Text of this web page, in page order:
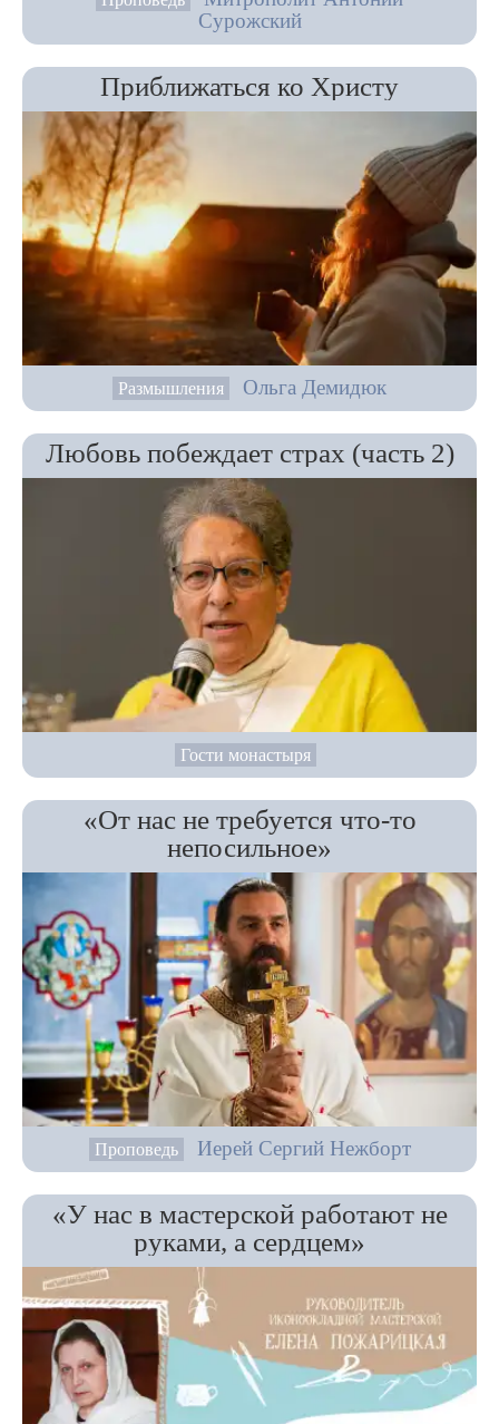
Сурожский
Приближаться ко Христу
Размышления Ольга Демидюк
Любовь побеждает страх (часть 2)
Гости монастыря
«От нас не требуется что-то
непосильное»
Проповедь Иерей Сергий Нежборт
«У нас в мастерской работают не
руками, а сердцем»